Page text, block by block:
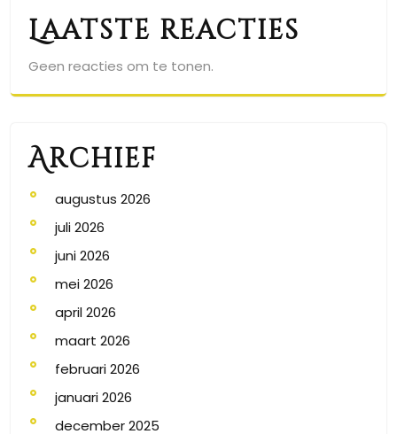
Laatste reacties
Geen reacties om te tonen.
Archief
augustus 2026
juli 2026
juni 2026
mei 2026
april 2026
maart 2026
februari 2026
januari 2026
december 2025